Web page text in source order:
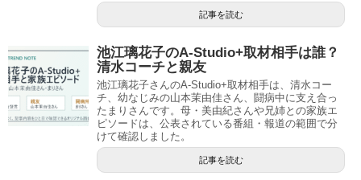
記事を読む
池江璃花子のA-Studio+取材相手は誰？
清水コーチと親友
池江璃花子さんのA-Studio+取材相手は、清水コー
チ、幼なじみの山本茉由佳さん、闘病中に支え合っ
たまりさんです。母・美由紀さんや兄姉との家族エ
ピソードは、公表されている番組・報道の範囲で分
けて確認しました。
記事を読む